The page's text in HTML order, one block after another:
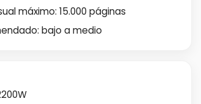
máximo: 15.000 páginas
bajo a medio